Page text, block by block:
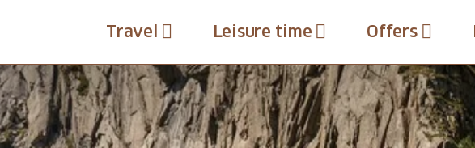
Travel Leisure time Offers